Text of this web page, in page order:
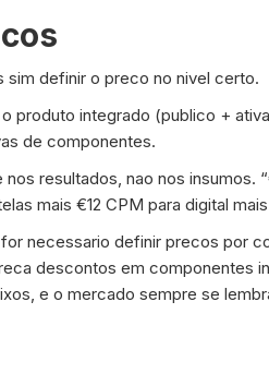
sim definir o preco no nivel certo.
produto integrado (publico +
de componentes.
resultados, nao nos insumos.
mais €12 CPM para digital
necessario definir precos por
descontos em componentes
e o mercado sempre se